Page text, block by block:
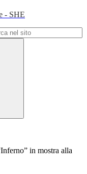
- SHE
in mostra alla